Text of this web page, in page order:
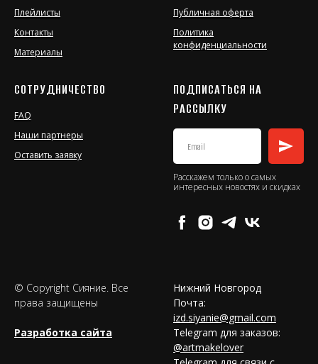
Плейлисты
Контакты
Материалы
Публичная оферта
Политика
конфиденциальности
СОТРУДНИЧЕСТВО
FAQ
Наши партнеры
Оставить заявку
ПОДПИСАТЬСЯ НА
РАССЫЛКУ
Расскажем только о самых
интересных новостях и скидках
© Copyright Сияние. Все
права защищены
Разработка сайта
Нижний Новгород
Почта:
izd.siyanie@gmail.com
Telegram для заказов:
@artmakelover